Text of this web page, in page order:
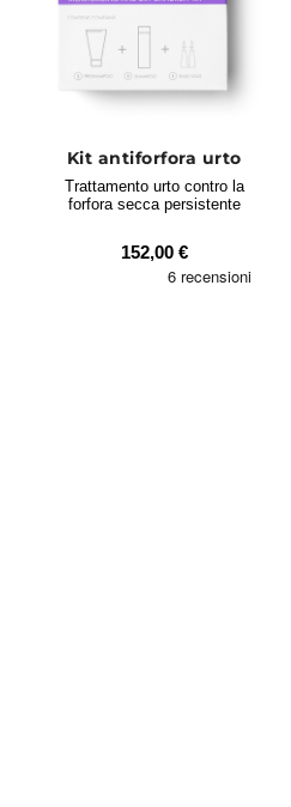
Kit antiforfora urto
Trattamento urto contro la
forfora secca persistente
152,00 €